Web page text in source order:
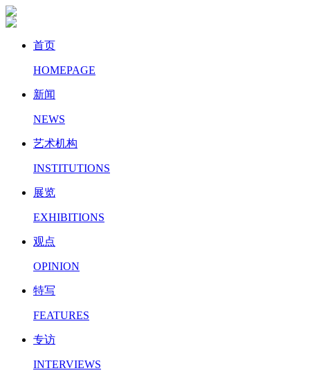
首页
HOMEPAGE
新闻
NEWS
艺术机构
INSTITUTIONS
展览
EXHIBITIONS
观点
OPINION
特写
FEATURES
专访
INTERVIEWS